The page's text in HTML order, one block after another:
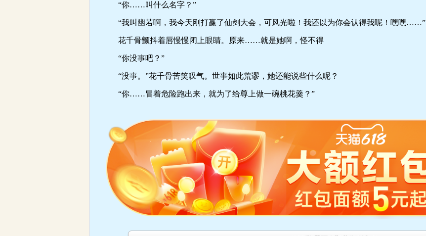
“你……叫什么名字？”
“我叫幽若啊，我今天刚打赢了仙剑大会，可风光啦！我还以为你会认得我呢！嘿嘿……”
花千骨颤抖着唇慢慢闭上眼睛。原来……就是她啊，怪不得
“你没事吧？”
“没事。”花千骨苦笑叹气。世事如此荒谬，她还能说些什么呢？
“你……冒着危险跑出来，就为了给尊上做一碗桃花羹？”